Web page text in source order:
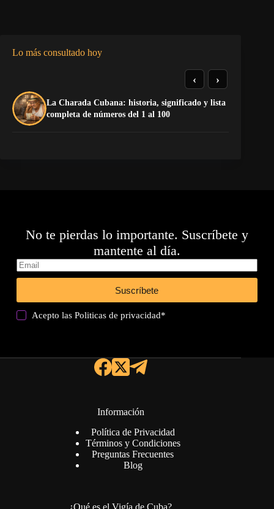
Lo más consultado hoy
La Charada Cubana: historia, significado y lista
completa de números del 1 al 100
‹ ›
No te pierdas lo importante. Suscríbete y
mantente al día.
Suscríbete
Acepto lasPoliticas de privacidad*
Información
Política de Privacidad
Términos y Condiciones
Preguntas Frecuentes
Blog